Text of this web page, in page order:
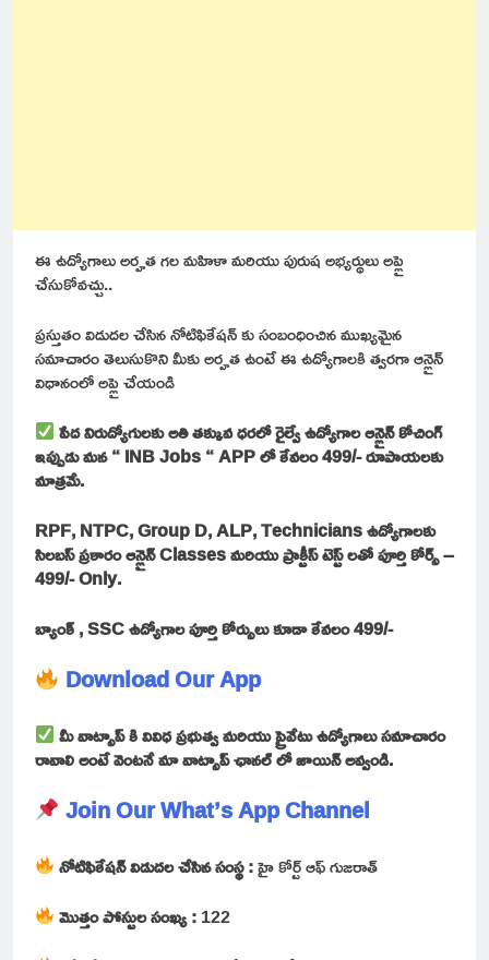
ఈ ఉద్యోగాలు అర్హత గల మహిళా మరియు పురుష అభ్యర్థులు అప్లై
చేసుకోవచ్చు..
ప్రస్తుతం విడుదల చేసిన నోటిఫికేషన్ కు సంబంధించిన ముఖ్యమైన
సమాచారం తెలుసుకొని మీకు అర్హత ఉంటే ఈ ఉద్యోగాలకి త్వరగా ఆన్లైన్
విధానంలో అప్లై చేయండి
పేద నిరుద్యోగులకు అతి తక్కువ ధరలో రైల్వే ఉద్యోగాల ఆన్లైన్ కోచింగ్
ఇప్పుడు మన “ INB Jobs “ APP లో కేవలం 499/- రూపాయలకు
మాత్రమే.
RPF, NTPC, Group D, ALP, Technicians ఉద్యోగాలకు
సిలబస్ ప్రకారం ఆన్లైన్ Classes మరియు ప్రాక్టీస్ టెస్ట్ లతో పూర్తి కోర్స్ –
499/- Only.
బ్యాంక్ , SSC ఉద్యోగాల పూర్తి కోర్సులు కూడా కేవలం 499/-
Download Our App
మీ వాట్సాప్ కి వివిధ ప్రభుత్వ మరియు ప్రైవేటు ఉద్యోగాలు సమాచారం
రావాలి అంటే వెంటనే మా వాట్సాప్ ఛానల్ లో జాయిన్ అవ్వండి.
Join Our What’s App Channel
నోటిఫికేషన్ విడుదల చేసిన సంస్థ :హై కోర్ట్ ఆఫ్ గుజరాత్
మొత్తం పోస్టుల సంఖ్య :122